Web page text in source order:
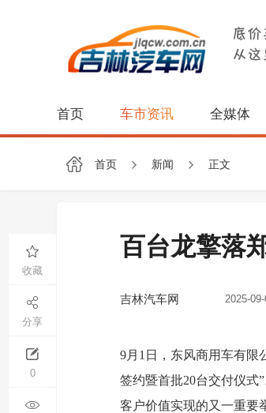
首页 车市资讯 全媒体
首页 新闻 正文
百台龙擎落
吉林汽车网 2025-
收藏
分享
0
9月1日，东风商用车有限
签约暨首批20台交付仪式
客户价值实现的又一重要